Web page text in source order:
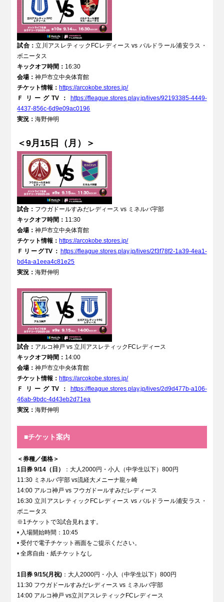
試合：立川アスレティックFCレディース vs バルドラール浦安ラス・
ボニータス
キックオフ時間： 16:30
会場：神⼾市⽴中央体育館
チケット情報：https://arcokobe.stores.jp/
ＦリーグTV： https://fleague.stores.play.jp/lives/92193385-4449-
4437-856c-6d9e09ac0196
実況：海野伸明
＜9月15日（月）＞
試合： フウガドールすみだレディース vs ミネルバ宇部
キックオフ時間： 11:30
会場：神⼾市⽴中央体育館
チケット情報： https://arcokobe.stores.jp/
ＦリーグTV： https://fleague.stores.play.jp/lives/2f3f78f2-1a39-4ea1-
bd4a-a1eea4c81e25
実況：海野伸明
試合： アルコ神戸 vs 立川アスレティックFCレディース
キックオフ時間： 14:00
会場：神⼾市⽴中央体育館
チケット情報：https://arcokobe.stores.jp/
ＦリーグTV： https://fleague.stores.play.jp/lives/2d9d477b-a106-
46ab-9bdc-4d43eb2d71ea
実況：海野伸明
■チケット案内
＜券種／価格＞
1日券 9/14（日）
：大人2000円・小人（中学生以下）800円
11:30 ミネルバ宇部 vs流経大メニーナ龍ヶ崎
14:00 アルコ神戸 vs フウガドールすみだレディース
16:30 立川アスレティックFCレディース vs バルドラール浦安ラス・
ボニータス
※1チケットで3試合見れます。
• 入場開始時間：10:45
• 受付で電子チケット画面をご提示ください。
• 全席自由・紙チケットなし
1日券 9/15(月祝) ：大人2000円・小人（中学生以下）800円
11:30 フウガドールすみだレディース vs ミネルバ宇部
14:00 アルコ神戸 vs立川アスレティックFCレディース